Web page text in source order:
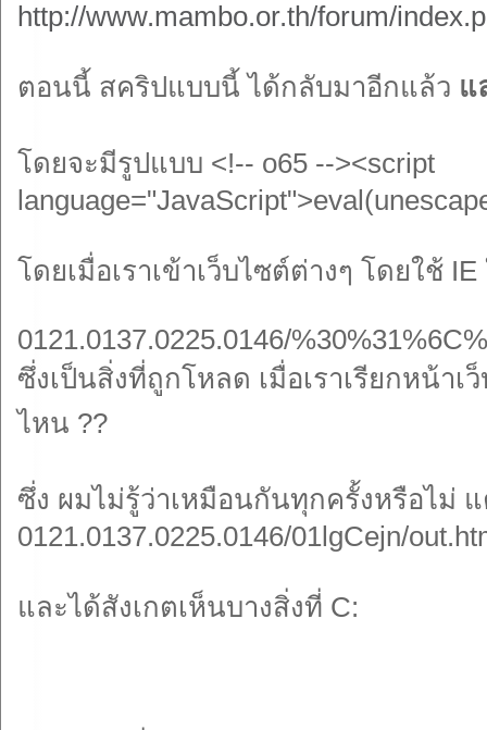
http://www.mambo.or.th/forum/
ตอนนี้ สคริปแบบนี้ ได้กลับมาอีกแล้ว แ
โดยจะมีรูปแบบ <!-- o65 --><script
โดยเมื่อเราเข้าเว็บไซต์ต่างๆ โดยใช้
0121.0137.0225.0146/
ซึ่งเป็นสิ่งที่ถูกโหลด เมื่อเราเรียกหน้า
ไหน ??
ซึ่ง ผมไม่รู้ว่าเหมือนกันทุกครั้งหรือไม่
0121.0137.0225.0146/01lgCejn/
และได้สังเกตเห็นบางสิ่งที่ C: